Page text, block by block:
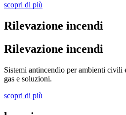
scopri di più
Rilevazione incendi
Rilevazione incendi
Sistemi antincendio per ambienti civili
gas e soluzioni.
scopri di più